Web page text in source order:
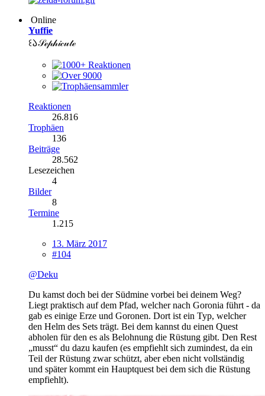
Online
Yuffie
꒰𑁬𝒮ℯ𝓅𝒽𝒾𝒸𝓊𝓉ℯ
Reaktionen
26.816
Trophäen
136
Beiträge
28.562
Lesezeichen
4
Bilder
8
Termine
1.215
13. März 2017
#104
@Deku
Du kamst doch bei der Südmine vorbei bei deinem Weg?
Liegt praktisch auf dem Pfad, welcher nach Goronia führt - da
gab es einige Erze und Goronen. Dort ist ein Typ, welcher
den Helm des Sets trägt. Bei dem kannst du einen Quest
abholen für den es als Belohnung die Rüstung gibt. Den Rest
„musst“ du dazu kaufen (es empfiehlt sich zumindest, da ein
Teil der Rüstung zwar schützt, aber eben nicht vollständig
und später kommt ein Hauptquest bei dem sich die Rüstung
empfiehlt).